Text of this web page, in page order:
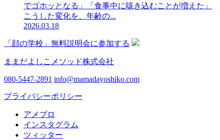
でゴホッとなる」「食事中に咳き込むことが増えた」
こうした変化を、年齢の...
2026.03.18
「顔の学校」無料説明会に参加する
ままだよしこメソッド株式会社
080-5447-2891 info@mamadayoshiko.com
プライバシーポリシー
アメブロ
インスタグラム
ツィッター